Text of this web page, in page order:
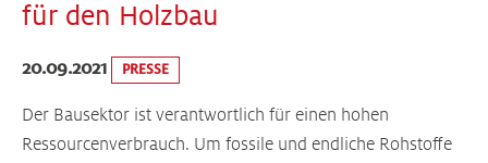
für den Holzbau
20.09.2021 PRESSE
Der Bausektor ist verantwortlich für einen hohen
Ressourcenverbrauch. Um fossile und endliche Rohstoffe